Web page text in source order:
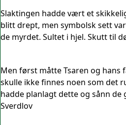
Slaktingen hadde vært et
blitt drept, men symbolsk sett
de myrdet. Sultet i hjel. Skutt til
Men først måtte Tsaren og hans
skulle ikke finnes noen som det
hadde planlagt dette og sånn de
Sverdlov